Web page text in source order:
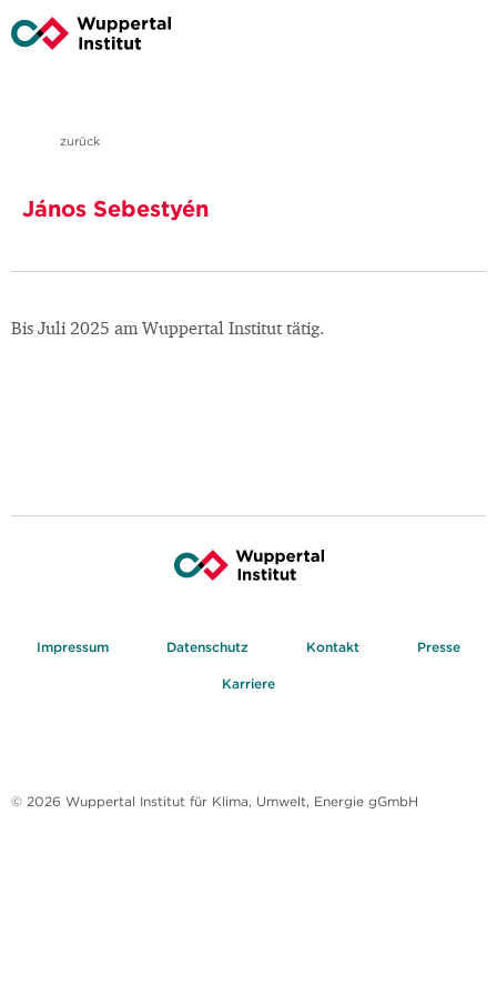
zurück
János Sebestyén
Bis Juli 2025 am Wuppertal Institut tätig.
Impressum Datenschutz Kontakt Presse
Karriere
© 2026 Wuppertal Institut für Klima, Umwelt, Energie gGmbH